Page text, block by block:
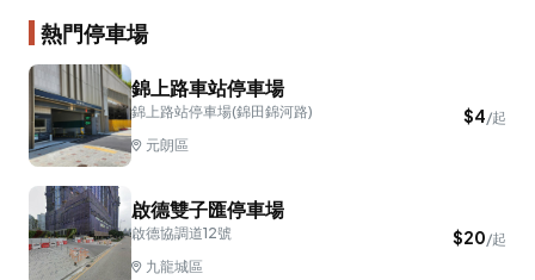
熱門停車場
錦上路車站停車場
錦上路站停車場(錦田錦河路)
元朗區
$4/起
啟德雙子匯停車場
啟德協調道12號
九龍城區
$20/起